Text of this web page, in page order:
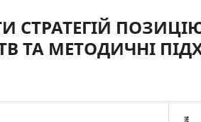
СТРАТЕГІЙ
ТА МЕТОДИЧНІ